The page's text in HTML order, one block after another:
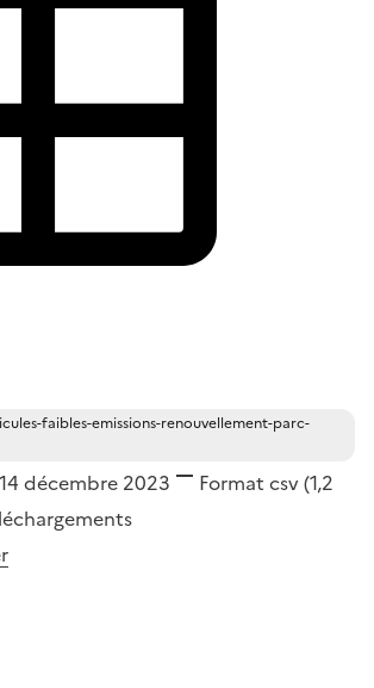
faibles-emissions-renouvellement-parc-
décembre 2023 Format csv(1,2